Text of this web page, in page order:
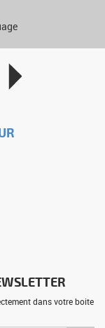
dans votre boite